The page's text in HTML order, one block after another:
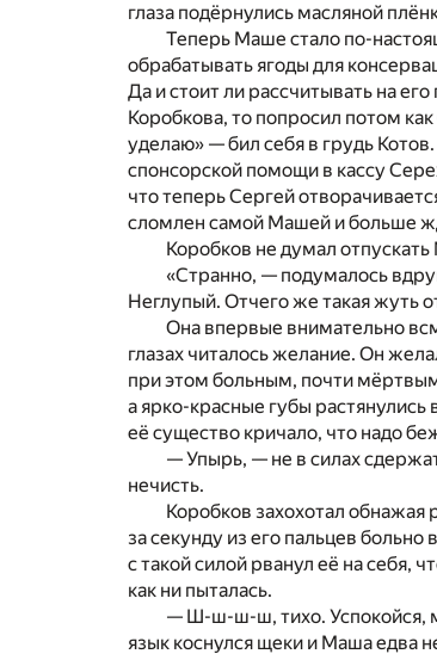
глаза подёрнулись масляной
Теперь Маше стало по-
обрабатывать ягоды для
Да и стоит ли рассчитывать на
Коробкова, то попросил потом
уделаю» — бил себя в грудь
спонсорской помощи в кассу
что теперь Сергей
сломлен самой Машей и больше
Коробков не думал
«Странно, — подумалось
Неглупый. Отчего же такая жуть
Она впервые внимательно
глазах читалось желание. Он
при этом больным, почти
а ярко-красные губы растянулись
её существо кричало, что надо
— Упырь, — не в силах
нечисть.
Коробков захохотал обнажая
за секунду из его пальцев
с такой силой рванул её на себя,
как ни пыталась.
— Ш-ш-ш-ш, тихо. Успокойся,
язык коснулся щеки и Маша едва